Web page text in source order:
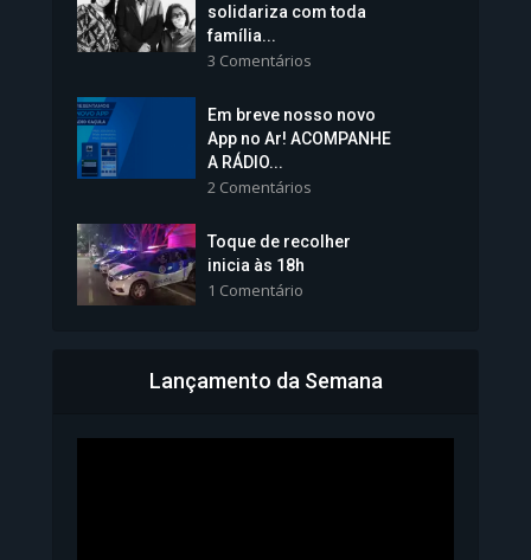
Vice-Prefeita Sheila Lemos
tomará posse nesta...
1.101 Modos de exibição
Bahia inicia emissão da
solidariza com toda
família...
3 Comentários
Em breve nosso novo
App no Ar! ACOMPANHE
A RÁDIO...
2 Comentários
Toque de recolher
inicia às 18h
1 Comentário
Lançamento da Semana